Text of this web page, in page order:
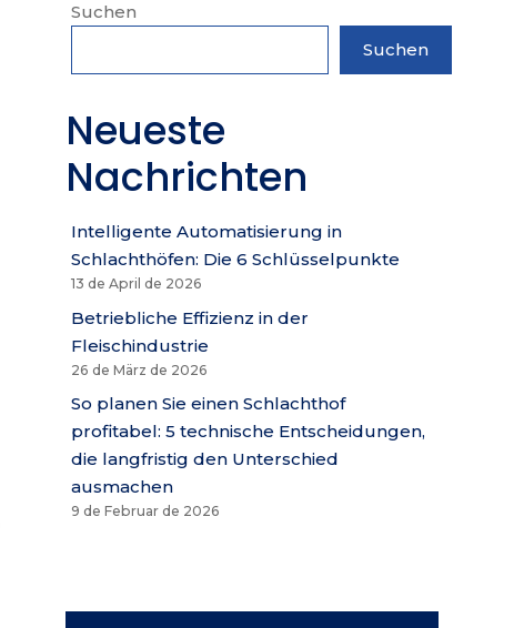
Suchen
Suchen
Neueste
Nachrichten
Intelligente Automatisierung in
Schlachthöfen: Die 6 Schlüsselpunkte
13 de April de 2026
Betriebliche Effizienz in der
Fleischindustrie
26 de März de 2026
So planen Sie einen Schlachthof
profitabel: 5 technische Entscheidungen,
die langfristig den Unterschied
ausmachen
9 de Februar de 2026